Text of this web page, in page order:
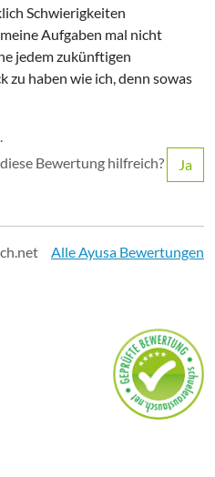
Schwierigkeiten
Aufgaben mal nicht
jedem zukünftigen
zu haben wie ich, denn sowas
Bewertung hilfreich?
Ja
Alle Ayusa Bewertungen